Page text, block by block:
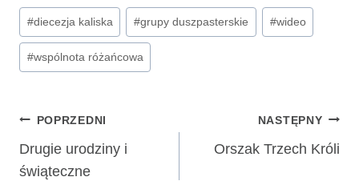
Tagi
wpisu:
#diecezja kaliska #grupy duszpasterskie #wideo
#wspólnota różańcowa
Nawigacja
wpisu
POPRZEDNI
Drugie urodziny i
świąteczne
NASTĘPNY
Orszak Trzech Króli